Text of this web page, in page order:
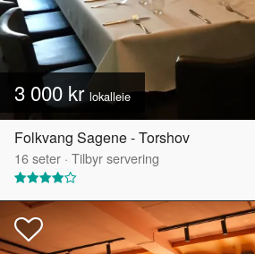
3 000 kr lokalleie
Folkvang Sagene - Torshov
16seter · Tilbyr servering